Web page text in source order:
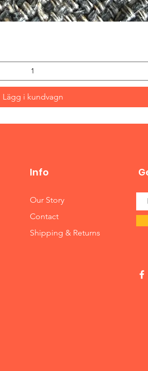
Lägg i kundvagn
Info
Our Story
Contact
Shipping & Returns